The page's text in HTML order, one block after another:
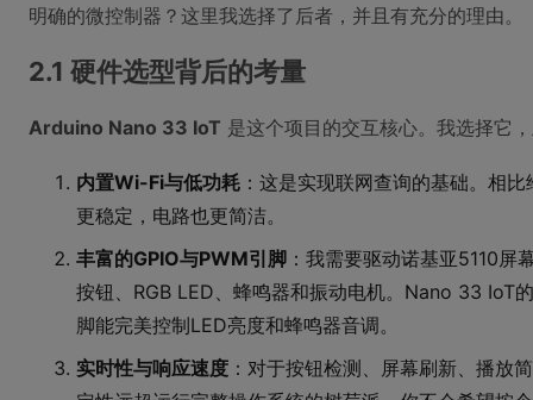
明确的微控制器？这里我选择了后者，并且有充分的理由。
2.1 硬件选型背后的考量
Arduino Nano 33 IoT 是这个项目的交互核心。我选择它
内置Wi-Fi与低功耗 ：这是实现联网查询的基础。相
更稳定，电路也更简洁。
丰富的GPIO与PWM引脚 ：我需要驱动诺基亚5110屏
按钮、RGB LED、蜂鸣器和振动电机。Nano 33 IoT
脚能完美控制LED亮度和蜂鸣器音调。
实时性与响应速度 ：对于按钮检测、屏幕刷新、播放